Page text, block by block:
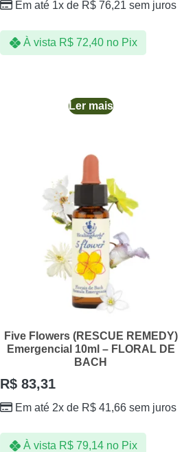
Em até 1x de R$ 76,21 sem juros
À vista R$72,40 no Pix
Ler mais
Five Flowers (RESCUE REMEDY)
Emergencial 10ml – FLORAL DE
BACH
R$ 83,31
Em até 2x de R$ 41,66 sem juros
À vista R$79,14 no Pix